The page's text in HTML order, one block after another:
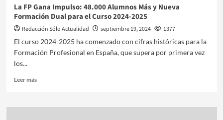
La FP Gana Impulso: 48.000 Alumnos Más y Nueva
Formación Dual para el Curso 2024-2025
Redacción Sólo Actualidad septiembre 19, 2024
1377
El curso 2024-2025 ha comenzado con cifras históricas para la
Formación Profesional en España, que supera por primera vez
los...
Leer más